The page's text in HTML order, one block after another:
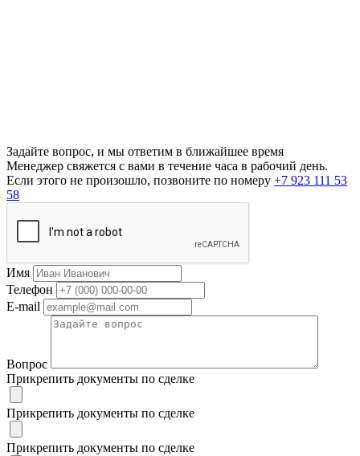
Задайте вопрос, и мы ответим в ближайшее время
Менеджер свяжется с вами в течение часа в рабочий день.
Если этого не произошло, позвоните по номеру +7 923 111 53
58
Имя
Телефон
E-mail
Вопрос
Прикрепить документы по сделке
Прикрепить документы по сделке
Прикрепить документы по сделке